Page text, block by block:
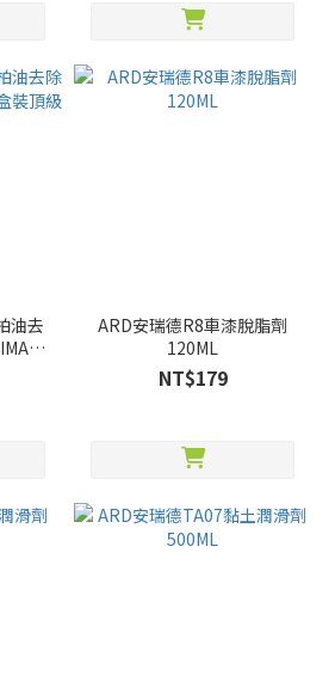
盒
ARD安瑞德R8車漆脫脂劑
120ML
NT$179